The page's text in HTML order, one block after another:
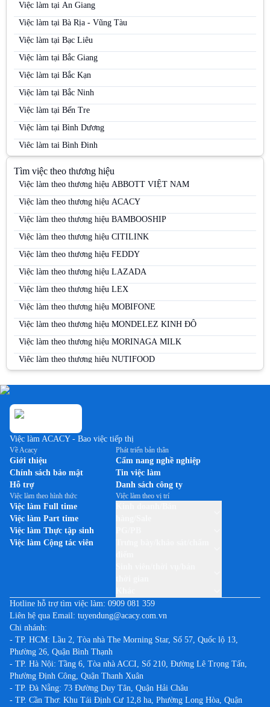
Việc làm tại An Giang
Việc làm tại Bà Rịa - Vũng Tàu
Việc làm tại Bạc Liêu
Việc làm tại Bắc Giang
Việc làm tại Bắc Kạn
Việc làm tại Bắc Ninh
Việc làm tại Bến Tre
Việc làm tại Bình Dương
Việc làm tại Bình Định
Việc làm tại Bình Thuận
Việc làm tại Cà Mau
Việc làm tại Cao Bằng
Việc làm tại Cần Thơ
Việc làm tại Đà Nẵng
Việc làm tại Đắk Lắk
Việc làm tại Đắk Nông
Việc làm tại Điện Biên
Việc làm tại Đồng Nai
Việc làm tại Đồng Tháp
Việc làm tại Gia Lai
Việc làm tại Hà Giang
Việc làm tại Hà Tĩnh
Việc làm tại Hải Phòng
Việc làm tại Hậu Giang
Việc làm tại Hòa Bình
Việc làm tại Hưng Yên
Việc làm tại Khánh Hòa
Việc làm tại Kiên Giang
Việc làm tại Kon Tum
Việc làm tại Lào Cai
Việc làm tại Lâm Đồng
Việc làm tại Long An
Việc làm tại Nam Định
Việc làm tại Nghệ An
Việc làm tại Ninh Bình
Việc làm tại Ninh Thuận
Tìm việc theo thương hiệu
Việc làm theo thương hiệu ABBOTT VIỆT NAM
Việc làm theo thương hiệu ACACY
Việc làm theo thương hiệu BAMBOOSHIP
Việc làm theo thương hiệu CITILINK
Việc làm theo thương hiệu FEDDY
Việc làm theo thương hiệu LAZADA
Việc làm theo thương hiệu LEX
Việc làm theo thương hiệu MOBIFONE
Việc làm theo thương hiệu MONDELEZ KINH ĐÔ
Việc làm theo thương hiệu MORINAGA MILK
Việc làm theo thương hiệu NUTIFOOD
Việc làm theo thương hiệu SABECO
Việc làm theo thương hiệu SAMSUNG
Việc làm theo thương hiệu SUNTORY PEPSICO
Việc làm theo thương hiệu THUỐC LÁ JTI (CAMEL)
Việc làm theo thương hiệu TP-LINK
Việc làm theo thương hiệu UNILEVER VIỆT NAM
Việc làm ACACY - Bao việc tiếp thị
Về Acacy
Giới thiệu
Chính sách bảo mật
Hỗ trợ
Phát triển bản thân
Cẩm nang nghề nghiệp
Tin việc làm
Danh sách công ty
Việc làm theo hình thức
Việc làm Full time
Việc làm Part time
Việc làm Thực tập sinh
Việc làm Cộng tác viên
Việc làm theo vị trí
Hotline hỗ trợ tìm việc làm: 0909 081 359
Liên hệ qua Email: tuyendung@acacy.com.vn
Chi nhánh:
- TP. HCM: Lầu 2, Tòa nhà The Morning Star, Số 57, Quốc lộ 13,
Phường 26, Quận Bình Thạnh
- TP. Hà Nội: Tầng 6, Tòa nhà ACCI, Số 210, Đường Lê Trọng Tấn,
Phường Định Công, Quận Thanh Xuân
- TP. Đà Nẵng: 73 Đường Duy Tân, Quận Hải Châu
- TP. Cần Thơ: Khu Tái Định Cư 12,8 ha, Phường Long Hòa, Quận